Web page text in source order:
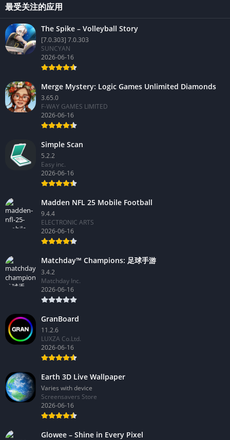
最受关注的应用
The Spike – Volleyball Story
[7.0.303] 7.0.303
SUNCYAN
2026-06-16
Merge Mystery: Logic Games Unlimited Diamonds
3.65.0
F-WAY GAMES LIMITED
2026-06-16
Simple Scan
5.2.2
Easy inc.
2026-06-16
Madden NFL 25 Mobile Football
9.4.4
ELECTRONIC ARTS
2026-06-16
Matchday™ Champions: 足球手游
3.4.2
Matchday Inc.
2026-06-16
GranBoard
11.2.6
LUXZA Co.Ltd.
2026-06-16
Earth 3D Live Wallpaper
Varies with device
Screensavers Store
2026-06-16
Glowee – Shine in Every Pixel